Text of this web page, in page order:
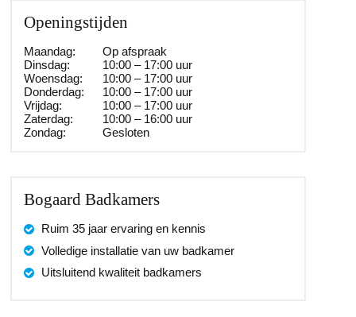
Openingstijden
Maandag:
Op afspraak
Dinsdag:
10:00 – 17:00 uur
Woensdag:
10:00 – 17:00 uur
Donderdag:
10:00 – 17:00 uur
Vrijdag:
10:00 – 17:00 uur
Zaterdag:
10:00 – 16:00 uur
Zondag:
Gesloten
Bogaard Badkamers
Ruim 35 jaar ervaring en kennis
Volledige installatie van uw badkamer
Uitsluitend kwaliteit badkamers